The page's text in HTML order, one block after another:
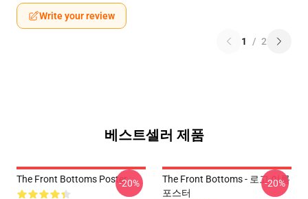
Write your review
1 / 2
베스트셀러 제품
The Front Bottoms Poster-20%
The Front Bottoms - 로고 이름
포스터
-20%